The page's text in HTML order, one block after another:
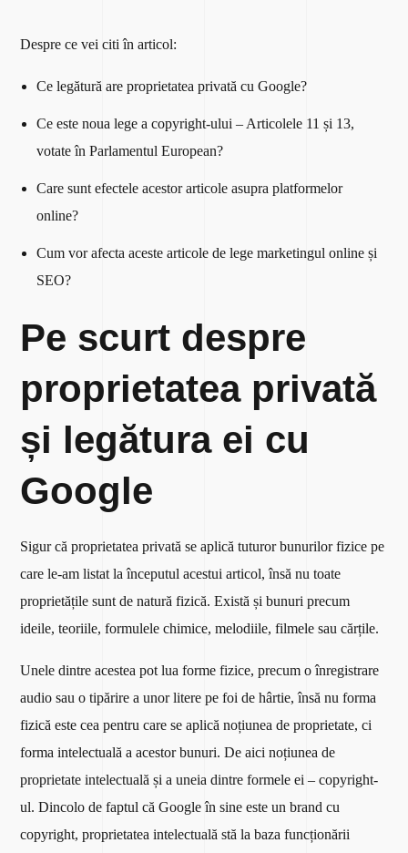
Despre ce vei citi în articol:
Ce legătură are proprietatea privată cu Google?
Ce este noua lege a copyright-ului – Articolele 11 și 13,
votate în Parlamentul European?
Care sunt efectele acestor articole asupra platformelor
online?
Cum vor afecta aceste articole de lege marketingul online și
SEO?
Pe scurt despre
proprietatea privată
și legătura ei cu
Google
Sigur că proprietatea privată se aplică tuturor bunurilor fizice pe
care le-am listat la începutul acestui articol, însă nu toate
proprietățile sunt de natură fizică. Există și bunuri precum
ideile, teoriile, formulele chimice, melodiile, filmele sau cărțile.
Unele dintre acestea pot lua forme fizice, precum o înregistrare
audio sau o tipărire a unor litere pe foi de hârtie, însă nu forma
fizică este cea pentru care se aplică noțiunea de proprietate, ci
forma intelectuală a acestor bunuri. De aici noțiunea de
proprietate intelectuală și a uneia dintre formele ei – copyright-
ul. Dincolo de faptul că Google în sine este un brand cu
copyright, proprietatea intelectuală stă la baza funcționării